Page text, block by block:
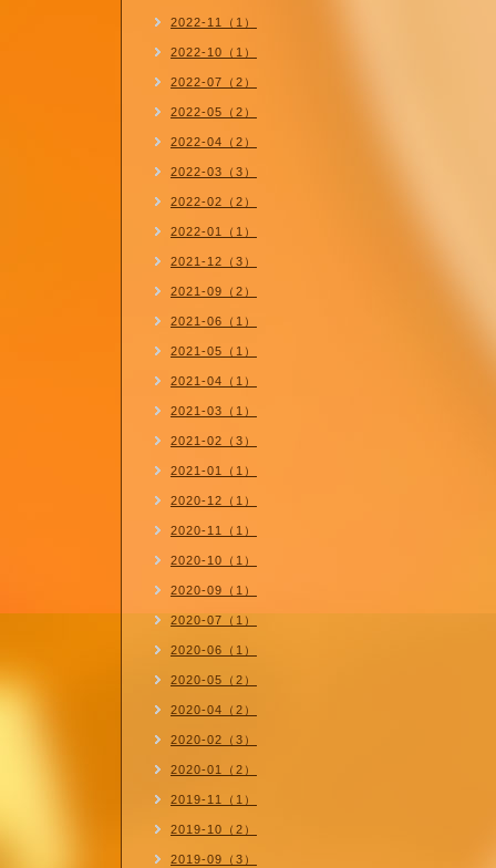
2022-11（1）
2022-10（1）
2022-07（2）
2022-05（2）
2022-04（2）
2022-03（3）
2022-02（2）
2022-01（1）
2021-12（3）
2021-09（2）
2021-06（1）
2021-05（1）
2021-04（1）
2021-03（1）
2021-02（3）
2021-01（1）
2020-12（1）
2020-11（1）
2020-10（1）
2020-09（1）
2020-07（1）
2020-06（1）
2020-05（2）
2020-04（2）
2020-02（3）
2020-01（2）
2019-11（1）
2019-10（2）
2019-09（3）